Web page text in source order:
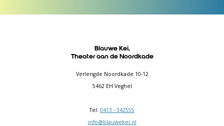
Blauwe Kei,
Theater aan de Noordkade
Verlengde Noordkade 10-12
5462 EH Veghel
Tel: 0413 - 342555
info@blauwekei.nl